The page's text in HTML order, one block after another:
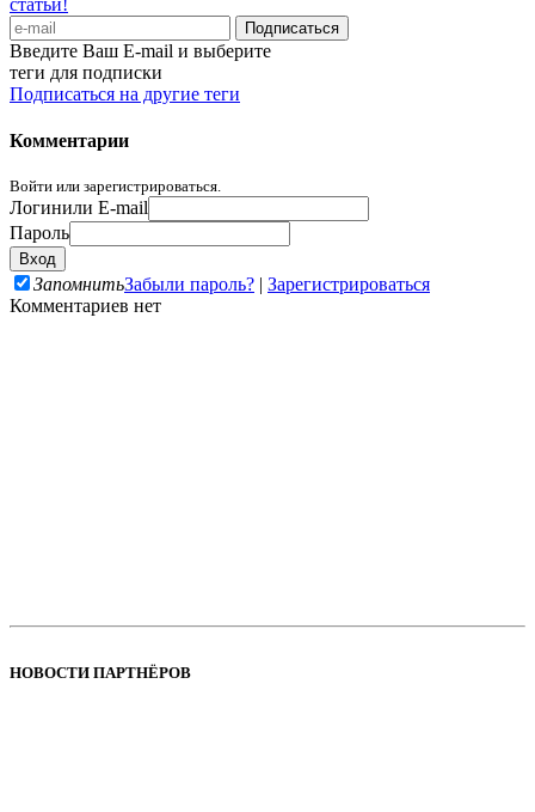
статьи!
Введите Ваш E-mail и выберите
теги для подписки
Подписаться на другие теги
Комментарии
Войти или зарегистрироваться.
Логинили E-mail
Пароль
ЗапомнитьЗабыли пароль? | Зарегистрироваться
Комментариев нет
НОВОСТИ ПАРТНЁРОВ